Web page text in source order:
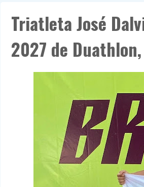
Triatleta José
2027 de